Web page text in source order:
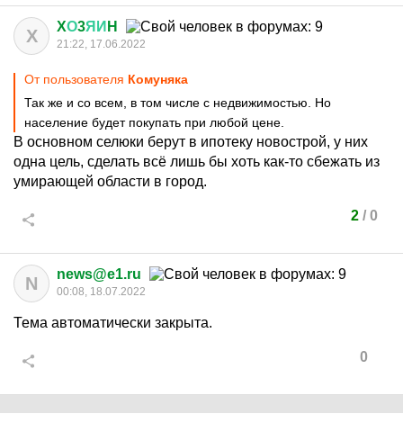
X XО3ЯИ H
21:22, 17.06.2022
От пользователя Комуняка
Так же и со всем, в том числе с недвижимостью. Но
население будет покупать при любой цене.
В основном селюки берут в ипотеку новострой, у них
одна цель, сделать всё лишь бы хоть как-то сбежать из
умирающей области в город.
2/ 0
N news@e1.ru
00:08, 18.07.2022
Тема автоматически закрыта.
0